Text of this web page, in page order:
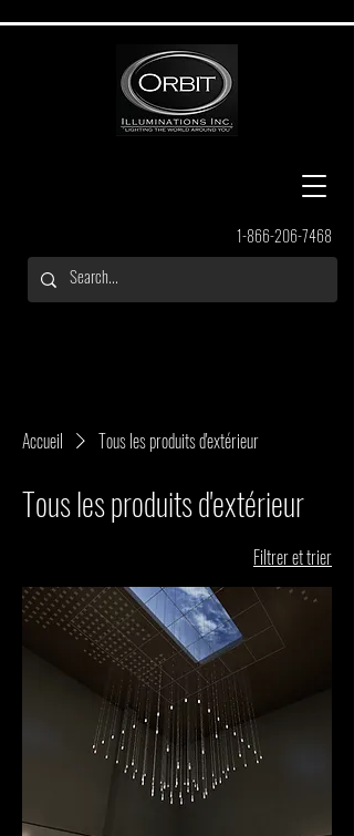
1-866-206-7468
Accueil Tous les produits d'extérieur
Tous les produits d'extérieur
Filtrer et trier